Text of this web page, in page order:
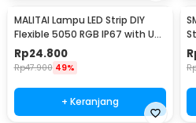
MALITAI Lampu LED Strip DIY
Flexible 5050 RGB IP67 with USB
Controller 2M - SMD2835
Rp24.800
Rp47.900 49%
+ Keranjang